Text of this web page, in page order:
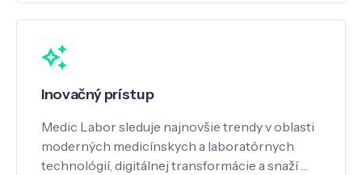
Inovačný prístup
Medic Labor sleduje najnovšie trendy v oblasti
moderných medicínskych a laboratórnych
technológií, digitálnej transformácie a snaží …